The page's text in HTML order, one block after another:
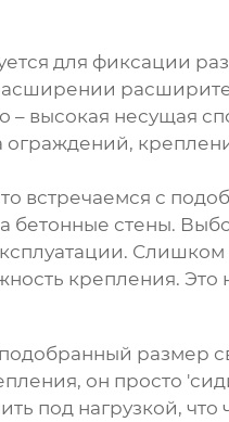
для фиксации
высокая несущая
встречаемся с
стены.
крепления. Это
размер
он просто
под нагрузкой,